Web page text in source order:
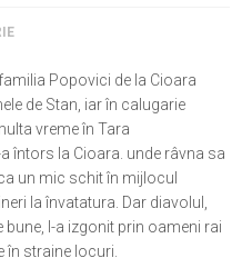
Popovici de la Cioara
de Stan, iar în calugarie
vreme în Tara
întors la Cioara. unde râvna sa
un mic schit în mijlocul
la învatatura. Dar diavolul,
l-a izgonit prin oameni rai
în straine locuri.